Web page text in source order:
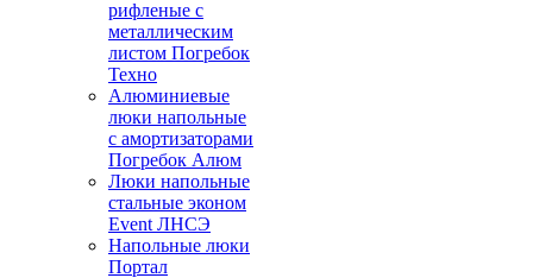
рифленые с
металлическим
листом Погребок
Техно
Алюминиевые
люки напольные
с амортизаторами
Погребок Алюм
Люки напольные
стальные эконом
Event ЛНСЭ
Напольные люки
Портал